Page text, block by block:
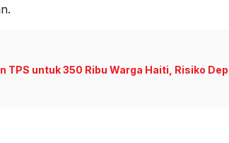
TPS untuk 350 Ribu Warga Haiti, Risiko